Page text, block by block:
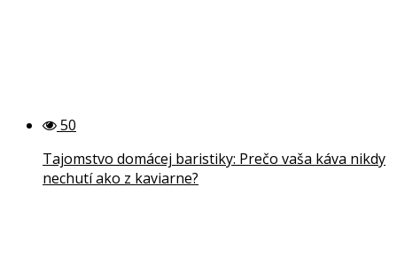
50
Tajomstvo domácej baristiky: Prečo vaša káva nikdy
nechutí ako z kaviarne?